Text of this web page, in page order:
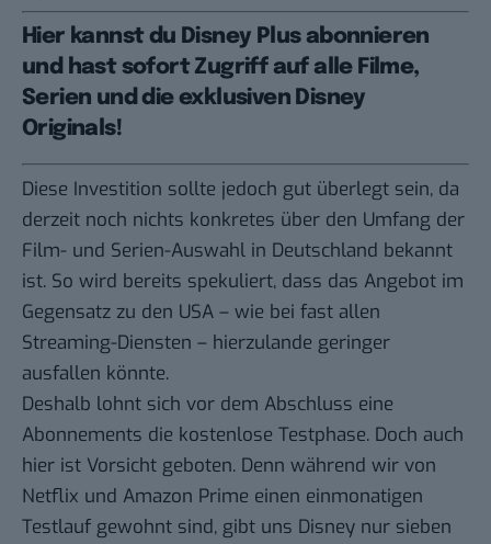
Hier kannst du Disney Plus abonnieren
und hast sofort Zugriff auf alle Filme,
Serien und die exklusiven Disney
Originals!
Diese Investition sollte jedoch gut überlegt sein, da
derzeit noch nichts konkretes über den Umfang der
Film- und Serien-Auswahl in Deutschland bekannt
ist. So wird bereits spekuliert, dass das Angebot im
Gegensatz zu den USA – wie bei fast allen
Streaming-Diensten – hierzulande geringer
ausfallen könnte.
Deshalb lohnt sich vor dem Abschluss eine
Abonnements die kostenlose Testphase. Doch auch
hier ist Vorsicht geboten. Denn während wir von
Netflix und Amazon Prime einen einmonatigen
Testlauf gewohnt sind, gibt uns Disney nur sieben